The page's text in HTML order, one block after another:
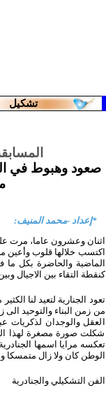
تشكيل
صعود وهبوط في
*إعداد -محمد المنيف:
اثنان وعشرون عاما، مرت
اكتسب خلالها قلوب وأعين
الماضية والحاضرة بكل ما
كنقطة التقاء بين الاجيال
تعود الجنارية لتعيد لنا
من زمن البناء والتوحيد
العقل والوجدان لذكريات
شكلت صورة مصغرة لهذا
تعكسه مرايا اسمها
الوطن كان ولا زال متمسكا
الفن التشكيلي والجنادرية